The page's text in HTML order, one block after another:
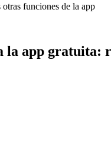
otras funciones de la app
la app gratuita: